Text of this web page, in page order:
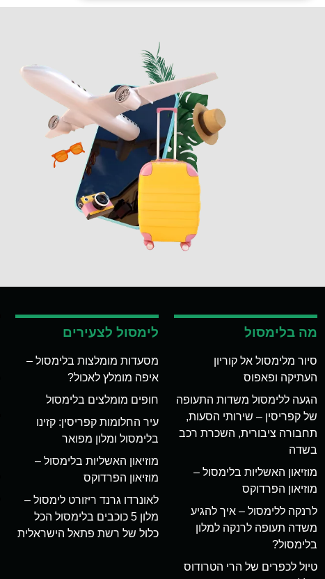
מה בלימסול
סיור מלימסול אל קוריון
העתיקה ופאפוס
הגעה ללימסול משדות התעופה
של קפריסין – שירותי הסעות,
תחבורה ציבורית, השכרת רכב
בשדה
מוזיאון האשליות בלימסול –
מוזיאון הפרדוקס
לרנקה ללימסול – איך להגיע
משדה תעופה לרנקה למלון
בלימסול?
טיול לכפרים של הרי הטרודוס
לימסול לצעירים
מסעדות מומלצות בלימסול –
איפה מומלץ לאכול?
חופים מומלצים בלימסול
עיר החלומות קפריסין: קזינו
בלימסול ומלון מפואר
מוזיאון האשליות בלימסול –
מוזיאון הפרדוקס
לאונרדו גרנד ריזורט לימסול –
מלון 5 כוכבים בלימסול הכל
כלול של רשת פתאל הישראלית